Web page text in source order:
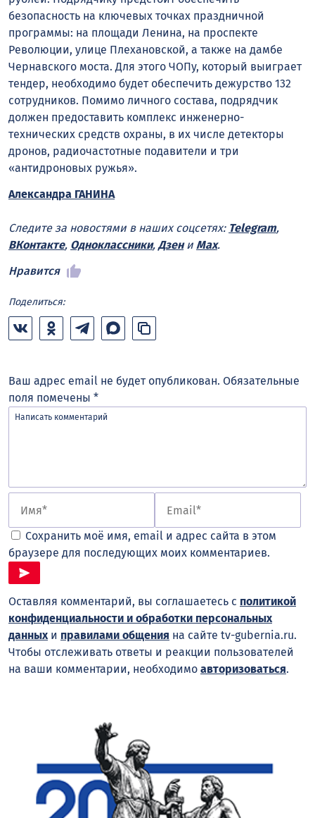
безопасность на ключевых точках праздничной
программы: на площади Ленина, на проспекте
Революции, улице Плехановской, а также на дамбе
Чернавского моста. Для этого ЧОПу, который выиграет
тендер, необходимо будет обеспечить дежурство 132
сотрудников. Помимо личного состава, подрядчик
должен предоставить комплекс инженерно-
технических средств охраны, в их числе детекторы
дронов, радиочастотные подавители и три
«антидроновых ружья».
Александра ГАНИНА
Следите за новостями в наших соцсетях: Telegram,
ВКонтакте, Одноклассники, Дзени Max.
Нравится
Поделиться:
Ваш адрес email не будет опубликован. Обязательные
поля помечены *
Сохранить моё имя, email и адрес сайта в этом
браузере для последующих моих комментариев.
Оставляя комментарий, вы соглашаетесь с политикой
конфиденциальности и обработки персональных
данныхи правилами общения на сайте tv-gubernia.ru.
Чтобы отслеживать ответы и реакции пользователей
на ваши комментарии, необходимо авторизоваться.